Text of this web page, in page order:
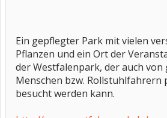
Ein gepflegter Park mit vielen
Pflanzen und ein Ort der
der Westfalenpark, der auch
Menschen bzw. Rollstuhlfahrern
besucht werden kann.